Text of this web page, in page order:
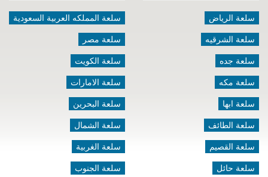
سلعة الرياض
سلعة الشرقيه
سلعة جده
سلعة مكه
سلعة ابها
سلعة الطائف
سلعة القصيم
سلعة حائل
سلعة المملكه العربية السعودية
سلعة مصر
سلعة الكويت
سلعة الامارات
سلعة البحرين
سلعة الشمال
سلعة الغربية
سلعة الجنوب